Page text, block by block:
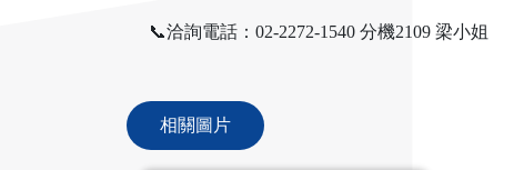
📞洽詢電話：02-2272-1540 分機2109 梁小姐
相關圖片